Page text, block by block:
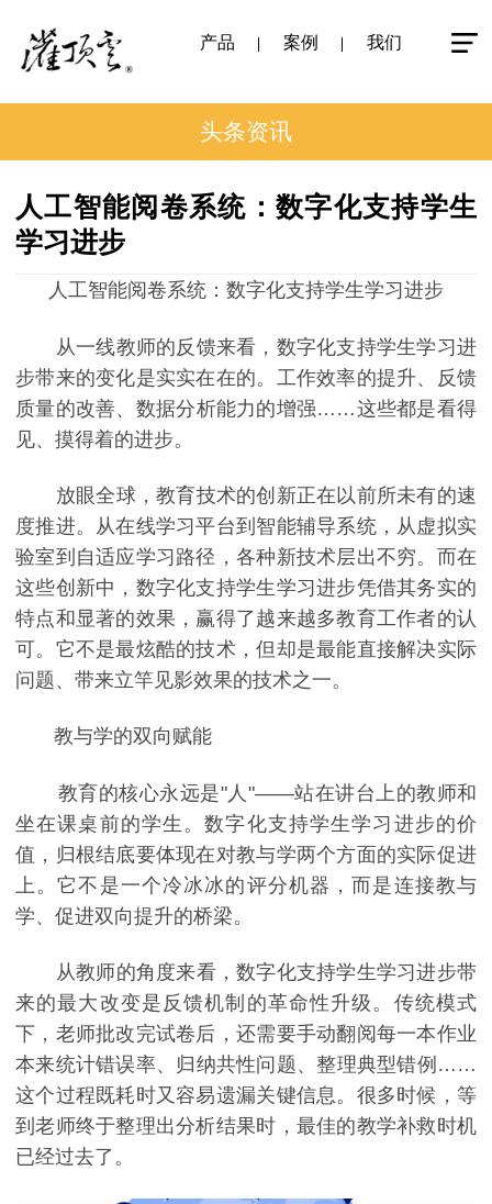
产品 案例 我们
头条资讯
人工智能阅卷系统：数字化支持学生
学习进步
人工智能阅卷系统：数字化支持学生学习进步
从一线教师的反馈来看，数字化支持学生学习进
步带来的变化是实实在在的。工作效率的提升、反馈
质量的改善、数据分析能力的增强……这些都是看得
见、摸得着的进步。
放眼全球，教育技术的创新正在以前所未有的速
度推进。从在线学习平台到智能辅导系统，从虚拟实
验室到自适应学习路径，各种新技术层出不穷。而在
这些创新中，数字化支持学生学习进步凭借其务实的
特点和显著的效果，赢得了越来越多教育工作者的认
可。它不是最炫酷的技术，但却是最能直接解决实际
问题、带来立竿见影效果的技术之一。
教与学的双向赋能
教育的核心永远是"人"——站在讲台上的教师和
坐在课桌前的学生。数字化支持学生学习进步的价
值，归根结底要体现在对教与学两个方面的实际促进
上。它不是一个冷冰冰的评分机器，而是连接教与
学、促进双向提升的桥梁。
从教师的角度来看，数字化支持学生学习进步带
来的最大改变是反馈机制的革命性升级。传统模式
下，老师批改完试卷后，还需要手动翻阅每一本作业
本来统计错误率、归纳共性问题、整理典型错例……
这个过程既耗时又容易遗漏关键信息。很多时候，等
到老师终于整理出分析结果时，最佳的教学补救时机
已经过去了。